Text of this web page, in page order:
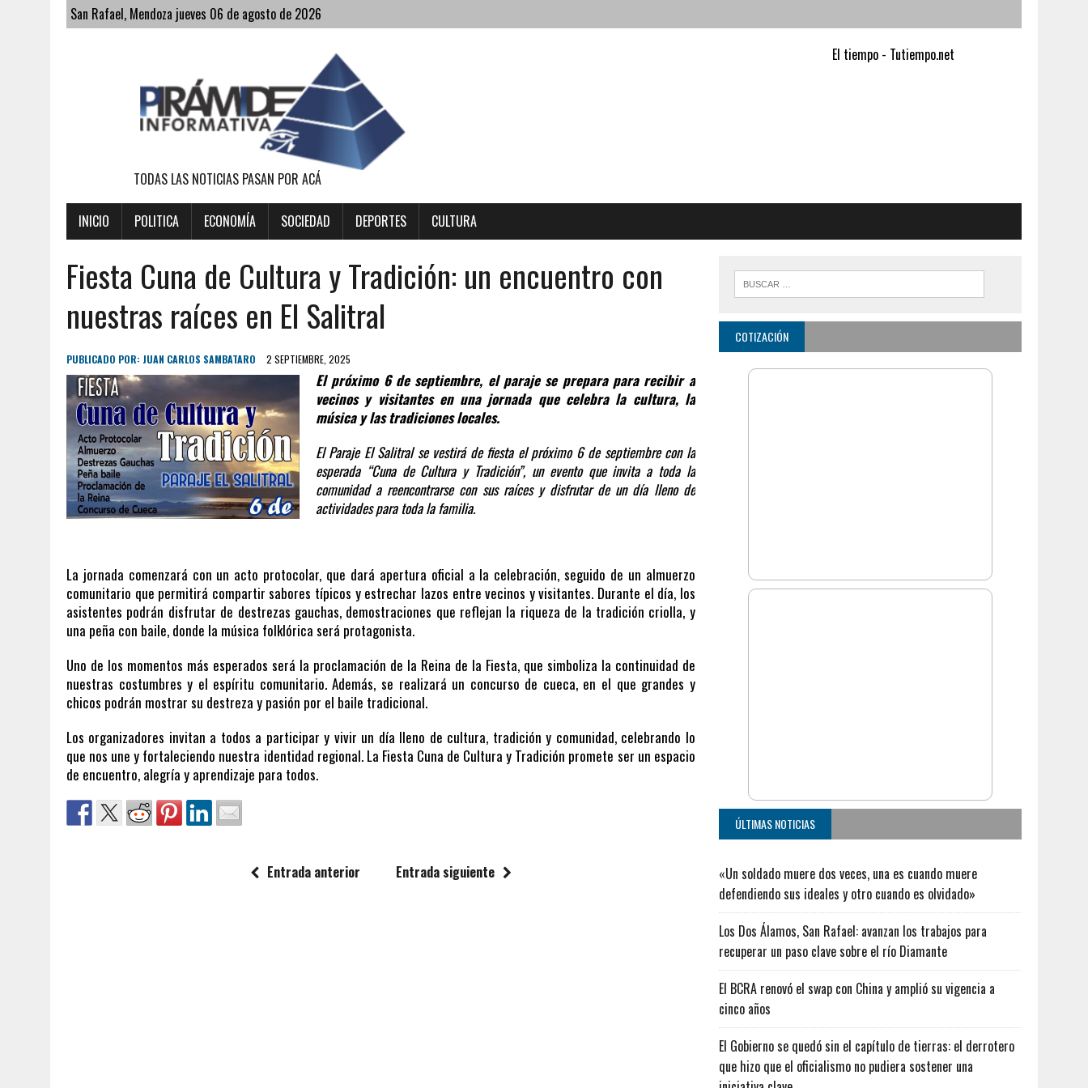
San Rafael, Mendoza jueves 06 de agosto de 2026
TODAS LAS NOTICIAS PASAN POR ACÁ
El tiempo - Tutiempo.net
INICIO POLITICA ECONOMÍA SOCIEDAD DEPORTES CULTURA
Fiesta Cuna de Cultura y Tradición: un encuentro con
nuestras raíces en El Salitral
PUBLICADO POR: JUAN CARLOS SAMBATARO 2 SEPTIEMBRE, 2025
El próximo 6 de septiembre, el paraje se prepara para recibir a
vecinos y visitantes en una jornada que celebra la cultura, la
música y las tradiciones locales.
El Paraje El Salitral se vestirá de fiesta el próximo 6 de septiembre con la
esperada “Cuna de Cultura y Tradición”, un evento que invita a toda la
comunidad a reencontrarse con sus raíces y disfrutar de un día lleno de
actividades para toda la familia.
La jornada comenzará con un acto protocolar, que dará apertura oficial a la celebración, seguido de un almuerzo
comunitario que permitirá compartir sabores típicos y estrechar lazos entre vecinos y visitantes. Durante el día, los
asistentes podrán disfrutar de destrezas gauchas, demostraciones que reflejan la riqueza de la tradición criolla, y
una peña con baile, donde la música folklórica será protagonista.
Uno de los momentos más esperados será la proclamación de la Reina de la Fiesta, que simboliza la continuidad de
nuestras costumbres y el espíritu comunitario. Además, se realizará un concurso de cueca, en el que grandes y
chicos podrán mostrar su destreza y pasión por el baile tradicional.
Los organizadores invitan a todos a participar y vivir un día lleno de cultura, tradición y comunidad, celebrando lo
que nos une y fortaleciendo nuestra identidad regional. La Fiesta Cuna de Cultura y Tradición promete ser un espacio
de encuentro, alegría y aprendizaje para todos.
Entrada anterior Entrada siguiente
COTIZACIÓN
ÚLTIMAS NOTICIAS
«Un soldado muere dos veces, una es cuando muere
defendiendo sus ideales y otro cuando es olvidado»
Los Dos Álamos, San Rafael: avanzan los trabajos para
recuperar un paso clave sobre el río Diamante
El BCRA renovó el swap con China y amplió su vigencia a
cinco años
El Gobierno se quedó sin el capítulo de tierras: el derrotero
que hizo que el oficialismo no pudiera sostener una